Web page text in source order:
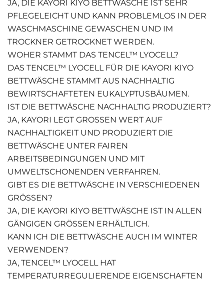
JA, DIE KAYORI KIYO BETTWÄSCHE IST SEHR
PFLEGELEICHT UND KANN PROBLEMLOS IN DER
WASCHMASCHINE GEWASCHEN UND IM
TROCKNER GETROCKNET WERDEN.
WOHER STAMMT DAS TENCEL™ LYOCELL?
DAS TENCEL™ LYOCELL FÜR DIE KAYORI KIYO
BETTWÄSCHE STAMMT AUS NACHHALTIG
BEWIRTSCHAFTETEN EUKALYPTUSBÄUMEN.
IST DIE BETTWÄSCHE NACHHALTIG PRODUZIERT?
JA, KAYORI LEGT GROSSEN WERT AUF N
ACHHALTIGKEIT UND PRODUZIERT DIE B
ETTWÄSCHE UNTER FAIREN A
RBEITSBEDINGUNGEN UND MIT U
MWELTSCHONENDEN VERFAHREN.
GIBT ES DIE BETTWÄSCHE IN VERSCHIEDENEN
GRÖSSEN?
JA, DIE KAYORI KIYO BETTWÄSCHE IST IN ALLEN
GÄNGIGEN GRÖSSEN ERHÄLTLICH.
KANN ICH DIE BETTWÄSCHE AUCH IM WINTER
VERWENDEN?
JA, TENCEL™ LYOCELL HAT
TEMPERATURREGULIERENDE EIGENSCHAFTEN